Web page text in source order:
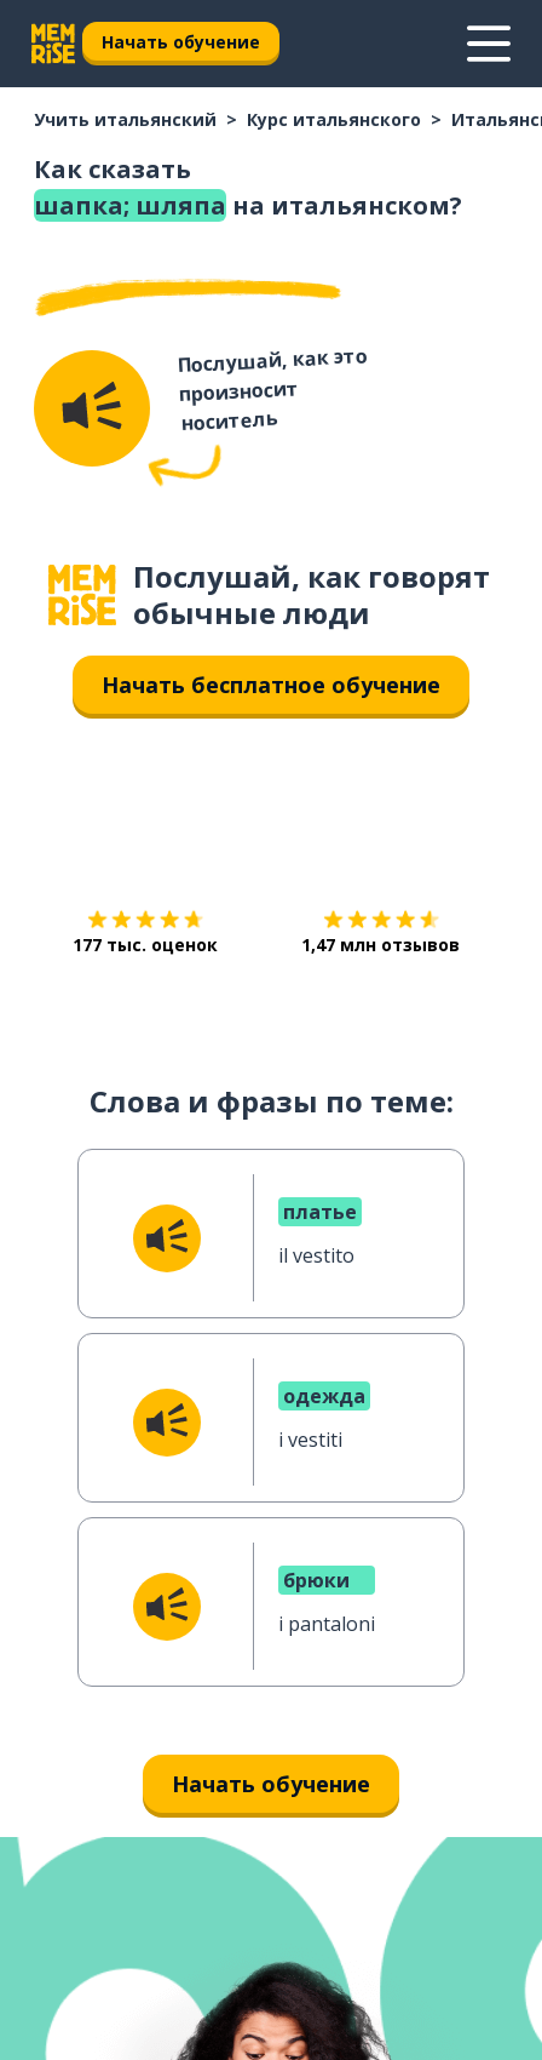
Начать обучение
Учить итальянский Курс итальянского
Как сказать
шапка; шляпа на итальянском?
Послушай, как это
произносит
носитель
Послушай, как говорят
обычные люди
Начать бесплатное обучение
177 тыс. оценок 1,47 млн отзывов
Слова и фразы по теме:
платье
il vestito
одежда
i vestiti
брюки
i pantaloni
Начать обучение